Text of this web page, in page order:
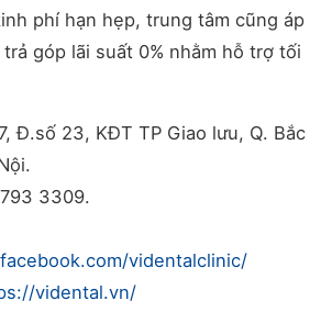
phí hạn hẹp, trung tâm cũng áp
góp lãi suất 0% nhằm hỗ trợ tối
Đ.số 23, KĐT TP Giao lưu, Q. Bắc
3309.
videntalclinic/
vidental.vn/